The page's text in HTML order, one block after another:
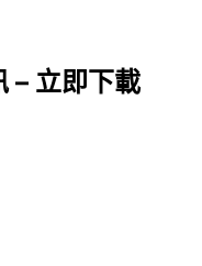
– 立即下載